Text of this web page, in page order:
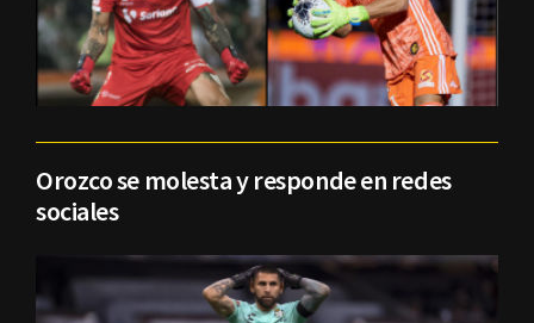
Orozco se molesta y responde en redes
sociales